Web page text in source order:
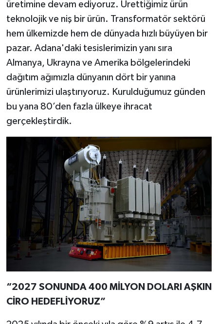
üretimine devam ediyoruz. Ürettiğimiz ürün
teknolojik ve niş bir ürün. Transformatör sektörü
hem ülkemizde hem de dünyada hızlı büyüyen bir
pazar. Adana'daki tesislerimizin yanı sıra
Almanya, Ukrayna ve Amerika bölgelerindeki
dağıtım ağımızla dünyanın dört bir yanına
ürünlerimizi ulaştırıyoruz. Kurulduğumuz günden
bu yana 80’den fazla ülkeye ihracat
gerçekleştirdik.
“2027 SONUNDA 400 MİLYON DOLARI AŞKIN
CİRO HEDEFLİYORUZ”